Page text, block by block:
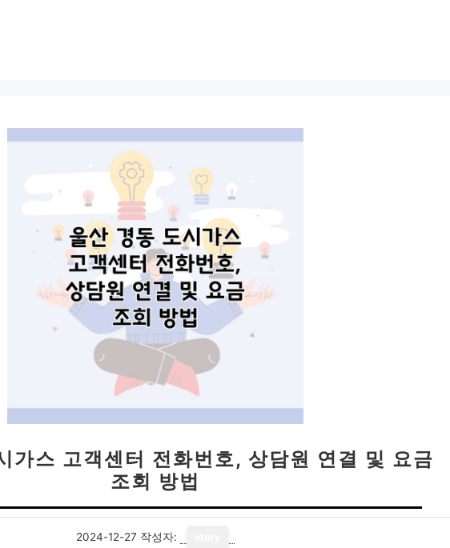
가스 고객센터 전화번호, 상담원 연결 및 요금
조회 방법
2024-12-27 작성자: